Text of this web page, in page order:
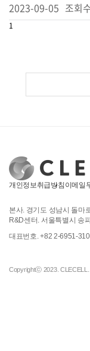
2023-09-05 조회
1
개인정보취급방침 이메일
본사. 경기도 성남시 돌마
R&D센터. 서울특별시 송
대표번호. +82 2-6951-
Copyrightⓒ 2023. CLECELL.